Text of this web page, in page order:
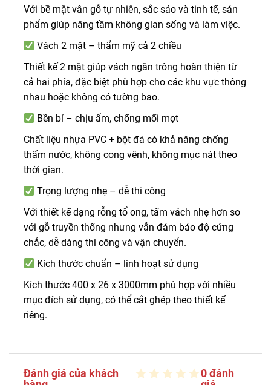
Với bề mặt vân gỗ tự nhiên, sắc sảo và tinh tế, sản
phẩm giúp nâng tầm không gian sống và làm việc.
Vách 2 mặt – thẩm mỹ cả 2 chiều
Thiết kế 2 mặt giúp vách ngăn trông hoàn thiện từ
cả hai phía, đặc biệt phù hợp cho các khu vực thông
nhau hoặc không có tường bao.
Bền bỉ – chịu ẩm, chống mối mọt
Chất liệu nhựa PVC + bột đá có khả năng chống
thấm nước, không cong vênh, không mục nát theo
thời gian.
Trọng lượng nhẹ – dễ thi công
Với thiết kế dạng rỗng tổ ong, tấm vách nhẹ hơn so
với gỗ truyền thống nhưng vẫn đảm bảo độ cứng
chắc, dễ dàng thi công và vận chuyển.
Kích thước chuẩn – linh hoạt sử dụng
Kích thước 400 x 26 x 3000mm phù hợp với nhiều
mục đích sử dụng, có thể cắt ghép theo thiết kế
riêng.
Đánh giá của khách
0 đánh